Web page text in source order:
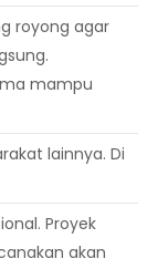
royong agar
mampu
lainnya. Di
Proyek
akan